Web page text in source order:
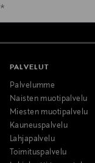
PALVELUT
Palvelumme
Naisten muotipalvelu
Miesten muotipalvelu
Kauneuspalvelu
Lahjapalvelu
Toimituspalvelu